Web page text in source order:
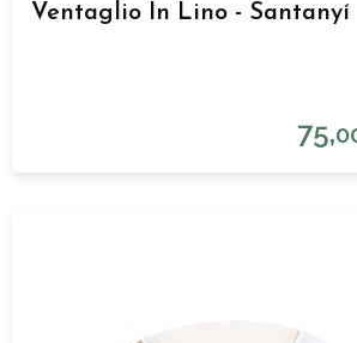
Ventaglio In Lino - Santanyí
75,